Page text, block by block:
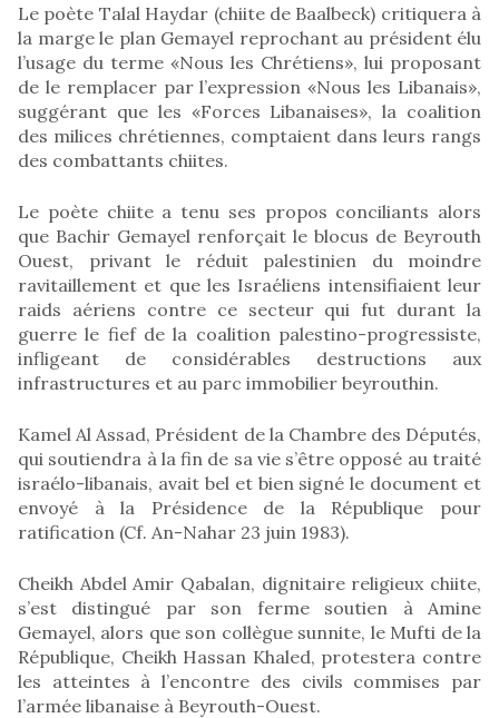
Le poète Talal Haydar (chiite de Baalbeck) critiquera à
la marge le plan Gemayel reprochant au président élu
l’usage du terme «Nous les Chrétiens», lui proposant
de le remplacer par l’expression «Nous les Libanais»,
suggérant que les «Forces Libanaises», la coalition
des milices chrétiennes, comptaient dans leurs rangs
des combattants chiites.
Le poète chiite a tenu ses propos conciliants alors
que Bachir Gemayel renforçait le blocus de Beyrouth
Ouest, privant le réduit palestinien du moindre
ravitaillement et que les Israéliens intensifiaient leur
raids aériens contre ce secteur qui fut durant la
guerre le fief de la coalition palestino-progressiste,
infligeant de considérables destructions aux
infrastructures et au parc immobilier beyrouthin.
Kamel Al Assad, Président de la Chambre des Députés,
qui soutiendra à la fin de sa vie s’être opposé au traité
israélo-libanais, avait bel et bien signé le document et
envoyé à la Présidence de la République pour
ratification (Cf. An-Nahar 23 juin 1983).
Cheikh Abdel Amir Qabalan, dignitaire religieux chiite,
s’est distingué par son ferme soutien à Amine
Gemayel, alors que son collègue sunnite, le Mufti de la
République, Cheikh Hassan Khaled, protestera contre
les atteintes à l’encontre des civils commises par
l’armée libanaise à Beyrouth-Ouest.